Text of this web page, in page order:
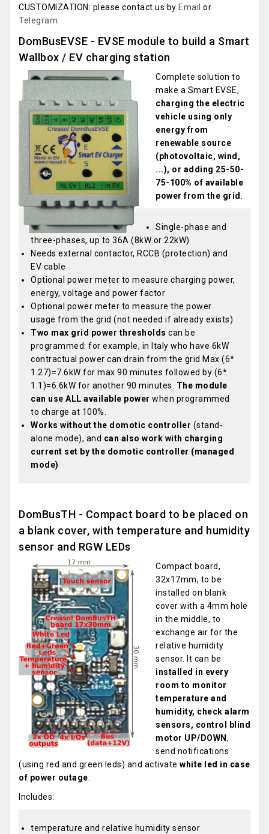
CUSTOMIZATION: please contact us by Email or
Telegram
DomBusEVSE - EVSE module to build a Smart
Wallbox / EV charging station
Complete solution to
make a Smart EVSE,
charging the electric
vehicle using only
energy from
renewable source
(photovoltaic, wind,
...), or adding 25-50-
75-100% of available
power from the grid
Single-phase and
three-phases, up to 36A (8kW or 22kW)
Needs external contactor, RCCB (protection) and
EV cable
Optional power meter to measure charging power,
energy, voltage and power factor
Optional power meter to measure the power
usage from the grid (not needed if already exists)
Two max grid power thresholds can be
programmed: for example, in Italy who have 6kW
contractual power can drain from the grid Max (6*
1.27)=7.6kW for max 90 minutes followed by (6*
1.1)=6.6kW for another 90 minutes. The module
can use ALL available power when programmed
to charge at 100%.
Works without the domotic controller (stand-
alone mode), and can also work with charging
current set by the domotic controller (managed
mode)
DomBusTH - Compact board to be placed on
a blank cover, with temperature and humidity
sensor and RGW LEDs
Compact board,
32x17mm, to be
installed on blank
cover with a 4mm hole
in the middle, to
exchange air for the
relative humidity
sensor. It can be
installed in every
room to monitor
temperature and
humidity, check alarm
sensors, control blind
motor UP/DOWN ,
send notifications
(using red and green leds) and activate white led in case
of power outage
Includes:
temperature and relative humidity sensor